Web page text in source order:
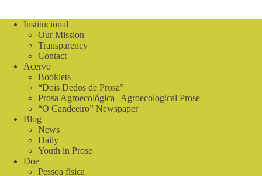
Semana
Programa
Comida
Verdade
Institucional
Our Mission
Transparency
Contact
Acervo
Booklets
“Dois Dedos de Prosa”
Prosa Agroecológica | Agroecological Prose
“O Candeeiro” Newspaper
Blog
News
Daily
Youth in Prose
Doe
Pessoa física